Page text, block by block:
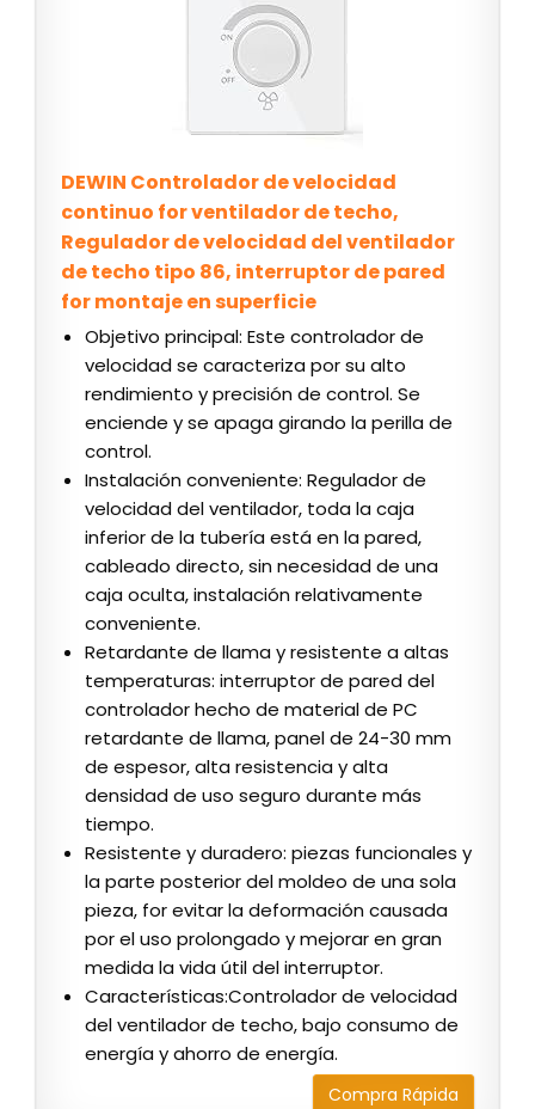
DEWIN Controlador de velocidad
continuo for ventilador de techo,
Regulador de velocidad del ventilador
de techo tipo 86, interruptor de pared
for montaje en superficie
Objetivo principal: Este controlador de
velocidad se caracteriza por su alto
rendimiento y precisión de control. Se
enciende y se apaga girando la perilla de
control.
Instalación conveniente: Regulador de
velocidad del ventilador, toda la caja
inferior de la tubería está en la pared,
cableado directo, sin necesidad de una
caja oculta, instalación relativamente
conveniente.
Retardante de llama y resistente a altas
temperaturas: interruptor de pared del
controlador hecho de material de PC
retardante de llama, panel de 24-30 mm
de espesor, alta resistencia y alta
densidad de uso seguro durante más
tiempo.
Resistente y duradero: piezas funcionales y
la parte posterior del moldeo de una sola
pieza, for evitar la deformación causada
por el uso prolongado y mejorar en gran
medida la vida útil del interruptor.
Características:Controlador de velocidad
del ventilador de techo, bajo consumo de
energía y ahorro de energía.
Compra Rápida